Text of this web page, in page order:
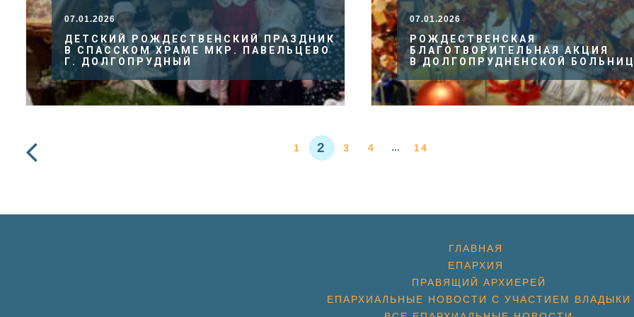
07.01.2026
ДЕТСКИЙ РОЖДЕСТВЕНСКИЙ ПРАЗДНИК
В СПАССКОМ ХРАМЕ МКР. ПАВЕЛЬЦЕВО
Г. ДОЛГОПРУДНЫЙ
07.01.2026
РОЖДЕСТВЕНСКАЯ
БЛАГОТВОРИТЕЛЬНАЯ АКЦИЯ
В ДОЛГОПРУДНЕНСКОЙ
1 2 3 4 … 14
ГЛАВНАЯ
ЕПАРХИЯ
ПРАВЯЩИЙ АРХИЕРЕЙ
ЕПАРХИАЛЬНЫЕ НОВОСТИ С УЧАСТИЕМ ВЛАДЫКИ